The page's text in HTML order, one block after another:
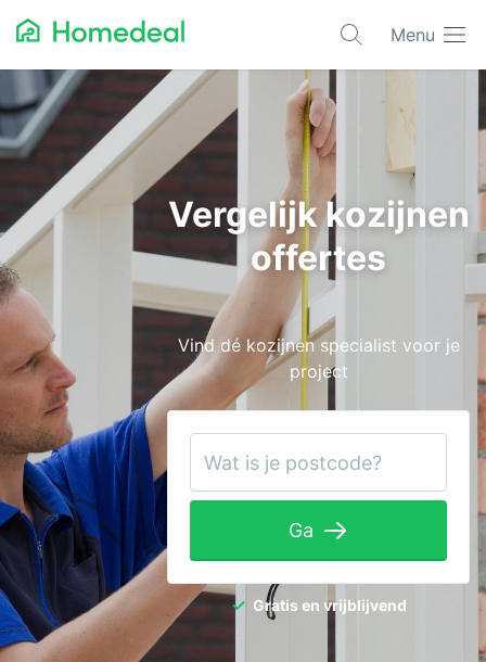
Menu
Populaire projecten
Asbest verwijderen
Dakbedekking
Dakkapel
Isolatie
Kozijnen
Laadpalen
Schilderwerk
Tuinaanleg
Ventilatie
Warmtepomp
Wellness
Vergelijk kozijnen
offertes
Vind dé kozijnen specialist voor je
project
Ga
Gratis en vrijblijvend